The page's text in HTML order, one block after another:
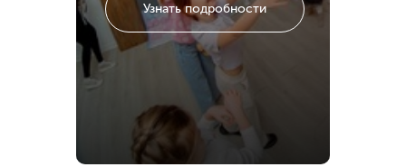
Узнать подробности